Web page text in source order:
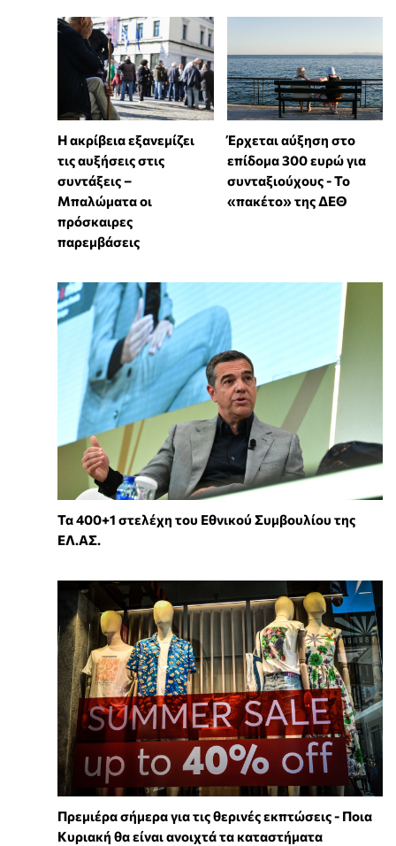
Η ακρίβεια εξανεμίζει
τις αυξήσεις στις
συντάξεις –
Μπαλώματα οι
πρόσκαιρες
παρεμβάσεις
Έρχεται αύξηση στο
επίδομα 300 ευρώ για
συνταξιούχους - Το
«πακέτο» της ΔΕΘ
Τα 400+1 στελέχη του Εθνικού Συμβουλίου της
ΕΛ.ΑΣ.
Πρεμιέρα σήμερα για τις θερινές εκπτώσεις - Ποια
Κυριακή θα είναι ανοιχτά τα καταστήματα